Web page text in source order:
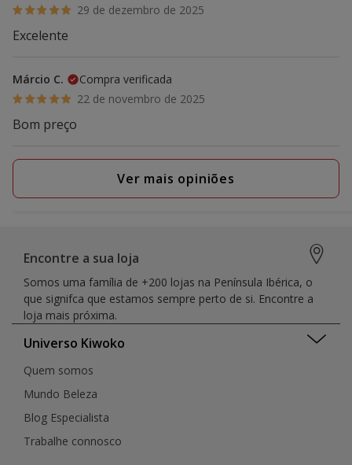
29 de dezembro de 2025
Excelente
Márcio C.
Compra verificada
22 de novembro de 2025
Bom preço
Ver mais opiniões
Encontre a sua loja
Somos uma família de +200 lojas na Península Ibérica, o
que signifca que estamos sempre perto de si. Encontre a
loja mais próxima.
Universo Kiwoko
Quem somos
Mundo Beleza
Blog Especialista
Trabalhe connosco